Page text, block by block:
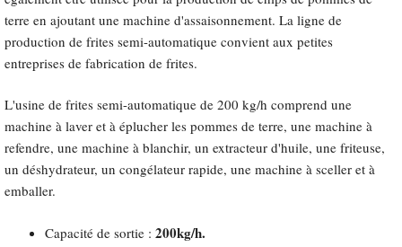
terre en ajoutant une machine d'assaisonnement. La ligne de
production de frites semi-automatique convient aux petites
entreprises de fabrication de frites.
L'usine de frites semi-automatique de 200 kg/h comprend une
machine à laver et à éplucher les pommes de terre, une machine à
refendre, une machine à blanchir, un extracteur d'huile, une friteuse,
un déshydrateur, un congélateur rapide, une machine à sceller et à
emballer.
Capacité de sortie : 200kg/h.